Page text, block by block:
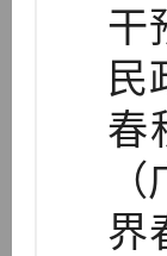
干
民
春
界